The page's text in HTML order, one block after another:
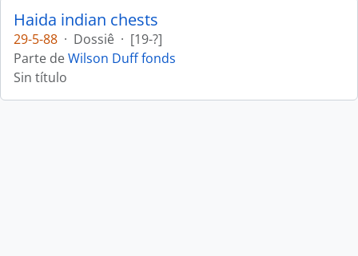
Haida indian chests
29-5-88 · Dossiê · [19-?]
Parte deWilson Duff fonds
Sin título